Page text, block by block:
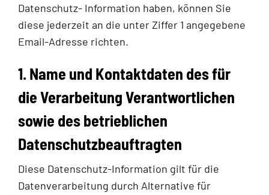
Datenschutz- Information haben, können Sie
diese jederzeit an die unter Ziffer 1 angegebene
Email-Adresse richten.
1. Name und Kontaktdaten des für
die Verarbeitung Verantwortlichen
sowie des betrieblichen
Datenschutzbeauftragten
Diese Datenschutz-Information gilt für die
Datenverarbeitung durch Alternative für